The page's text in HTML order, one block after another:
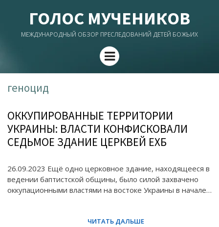
ГОЛОС МУЧЕНИКОВ
МЕЖДУНАРОДНЫЙ ОБЗОР ПРЕСЛЕДОВАНИЙ ДЕТЕЙ БОЖЬИХ
Menu
геноцид
ОККУПИРОВАННЫЕ ТЕРРИТОРИИ
УКРАИНЫ: ВЛАСТИ КОНФИСКОВАЛИ
СЕДЬМОЕ ЗДАНИЕ ЦЕРКВЕЙ ЕХБ
26.09.2023 Ещё одно церковное здание, находящееся в
ведении баптистской общины, было силой захвачено
оккупационными властями на востоке Украины в начале…